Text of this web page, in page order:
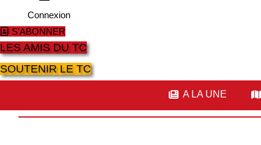
Connexion
S'ABONNER
LES AMIS DU TC
SOUTENIR LE TC
A LA UNE